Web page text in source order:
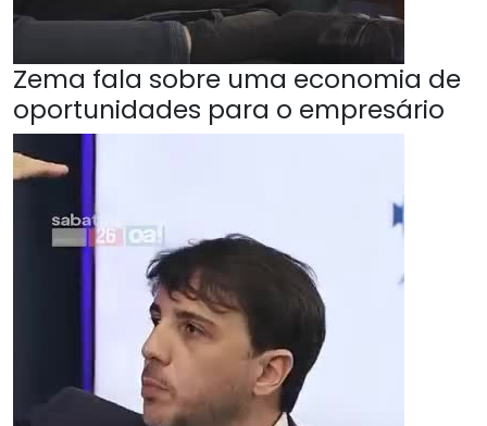
Zema fala sobre uma economia de
oportunidades para o empresário